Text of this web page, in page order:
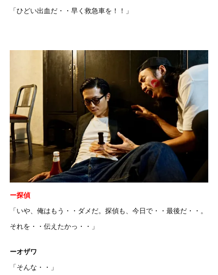
「ひどい出血だ・・早く救急車を！！」
ー探偵
「いや、俺はもう・・ダメだ。探偵も、今日で・・最後だ・・。
それを・・伝えたかっ・・」
ーオザワ
「そんな・・」